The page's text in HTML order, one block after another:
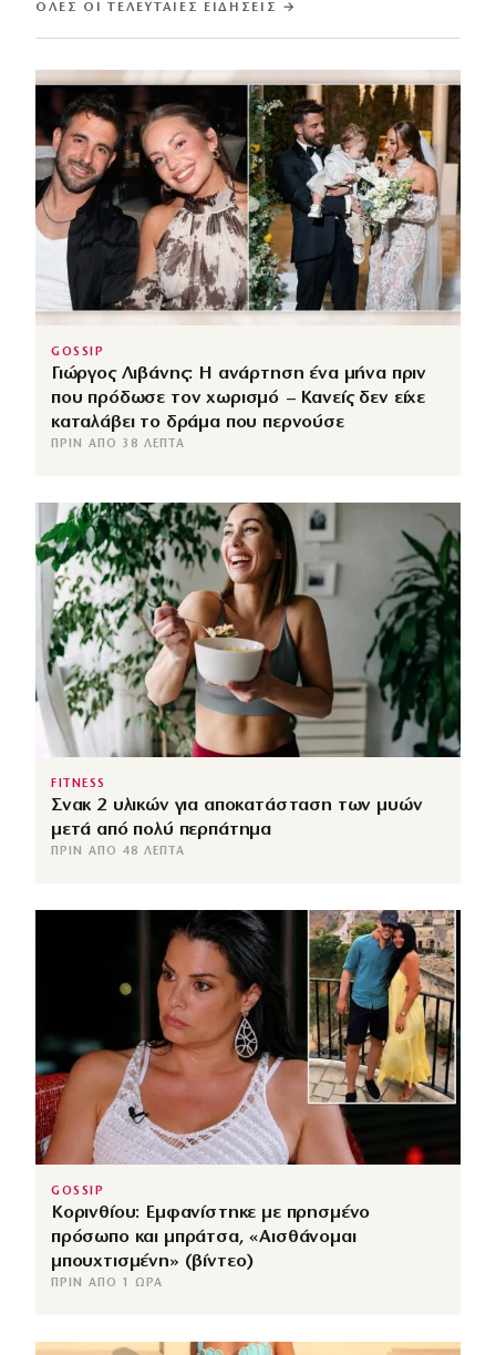
ΌΛΕΣ ΟΙ ΤΕΛΕΥΤΑΊΕΣ ΕΙΔΉΣΕΙΣ →
GOSSIP
Γιώργος Λιβάνης: Η ανάρτηση ένα μήνα πριν
που πρόδωσε τον χωρισμό – Κανείς δεν είχε
καταλάβει το δράμα που περνούσε
ΠΡΙΝ ΑΠΌ 38 ΛΕΠΤΆ
FITNESS
Σνακ 2 υλικών για αποκατάσταση των μυών
μετά από πολύ περπάτημα
ΠΡΙΝ ΑΠΌ 48 ΛΕΠΤΆ
GOSSIP
Κορινθίου: Εμφανίστηκε με πρησμένο
πρόσωπο και μπράτσα, «Αισθάνομαι
μπουχτισμένη» (βίντεο)
ΠΡΙΝ ΑΠΌ 1 ΏΡΑ